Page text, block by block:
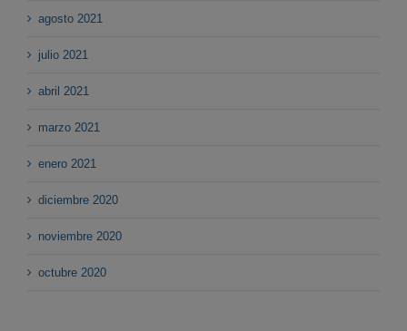
agosto 2021
julio 2021
abril 2021
marzo 2021
enero 2021
diciembre 2020
noviembre 2020
octubre 2020